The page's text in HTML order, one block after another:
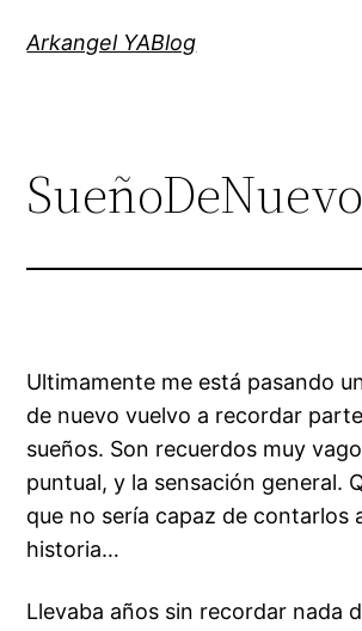
Arkangel YABlog
SueñoDeNuevo
Ultimamente me está pasando
de nuevo vuelvo a recordar
sueños. Son recuerdos muy
puntual, y la sensación general.
que no sería capaz de contarlos
historia…
Llevaba años sin recordar nada